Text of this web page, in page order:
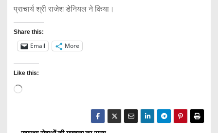
प्राचार्य श्री राजेश डेनियल ने किया।
Share this:
Email More
Like this:
L